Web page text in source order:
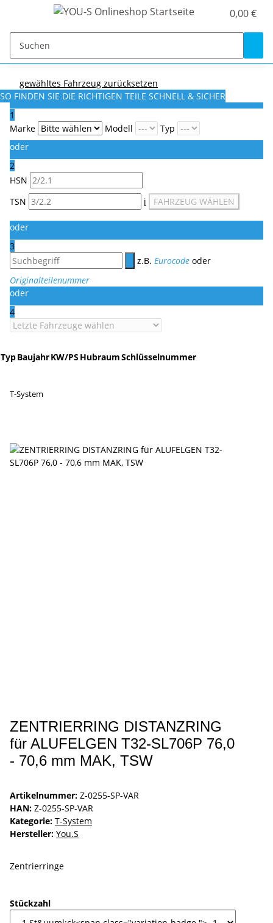
0,00 €
gewähltes Fahrzeug zurücksetzen
SO FINDEN SIE DIE RICHTIGEN TEILE SCHNELL & SICHER
1
Marke
Modell
Typ
oder
2
HSN
TSN
i FAHRZEUG WÄHLEN
oder
3
z.B. Eurocode oder
Originalteilenummer
oder
4
TypBaujahrKW/PS HubraumSchlüsselnummer
T-System
ZENTRIERRING DISTANZRING
für ALUFELGEN T32-SL706P 76,0
- 70,6 mm MAK, TSW
Artikelnummer: Z-0255-SP-VAR
HAN: Z-0255-SP-VAR
Kategorie: T-System
Hersteller: You.S
Zentrierringe
Stückzahl